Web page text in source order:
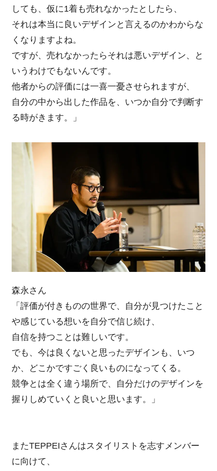
しても、仮に1着も売れなかったとしたら、
それは本当に良いデザインと言えるのかわからな
くなりますよね。
ですが、売れなかったらそれは悪いデザイン、と
いうわけでもないんです。
他者からの評価には一喜一憂させられますが、
自分の中から出した作品を、いつか自分で判断す
る時がきます。」
森永さん
「評価が付きものの世界で、自分が見つけたこと
や感じている想いを自分で信じ続け、
自信を持つことは難しいです。
でも、今は良くないと思ったデザインも、いつ
か、どこかですごく良いものになってくる。
競争とは全く違う場所で、自分だけのデザインを
握りしめていくと良いと思います。」
またTEPPEIさんはスタイリストを志すメンバー
に向けて、